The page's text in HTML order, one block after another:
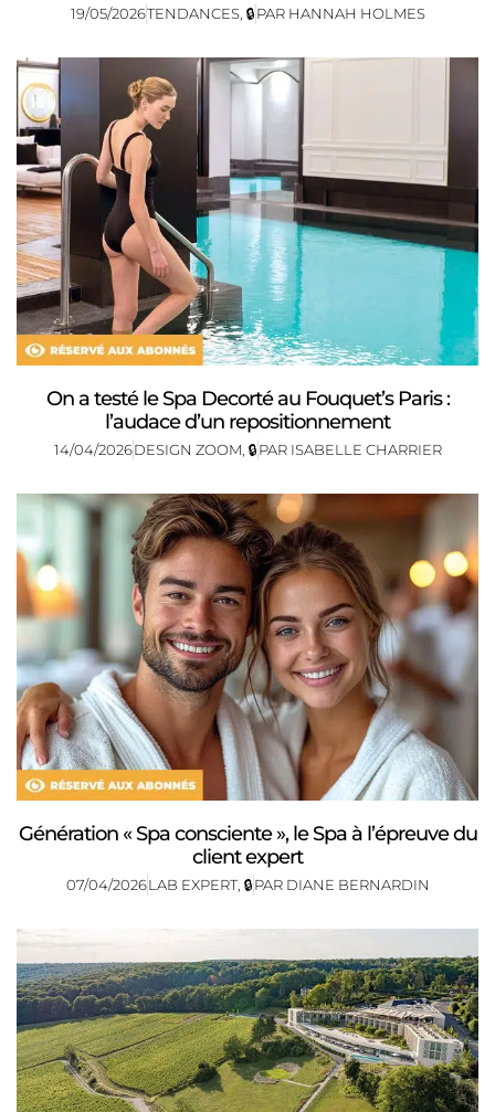
19/05/2026TENDANCES, 🔒PAR HANNAH HOLMES
On a testé le Spa Decorté au Fouquet’s Paris :
l’audace d’un repositionnement
14/04/2026DESIGN ZOOM 🔒PAR ISABELLE CHARRIER
Génération « Spa consciente », le Spa à l’épreuve du
client expert
07/04/2026LAB EXPERT, 🔒PAR DIANE BERNARDIN